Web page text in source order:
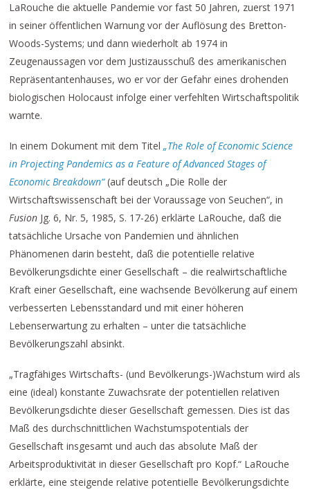
LaRouche die aktuelle Pandemie vor fast 50 Jahren, zuerst 1971
in seiner öffentlichen Warnung vor der Auflösung des Bretton-
Woods-Systems; und dann wiederholt ab 1974 in
Zeugenaussagen vor dem Justizausschuß des amerikanischen
Repräsentantenhauses, wo er vor der Gefahr eines drohenden
biologischen Holocaust infolge einer verfehlten Wirtschaftspolitik
warnte.
In einem Dokument mit dem Titel„The Role of Economic Science
in Projecting Pandemics as a Feature of Advanced Stages of
Economic Breakdown“(auf deutsch „Die Rolle der
Wirtschaftswissenschaft bei der Voraussage von Seuchen“, in
Fusion Jg. 6, Nr. 5, 1985, S. 17-26) erklärte LaRouche, daß die
tatsächliche Ursache von Pandemien und ähnlichen
Phänomenen darin besteht, daß die potentielle relative
Bevölkerungsdichte einer Gesellschaft – die realwirtschaftliche
Kraft einer Gesellschaft, eine wachsende Bevölkerung auf einem
verbesserten Lebensstandard und mit einer höheren
Lebenserwartung zu erhalten – unter die tatsächliche
Bevölkerungszahl absinkt.
„Tragfähiges Wirtschafts- (und Bevölkerungs-)Wachstum wird als
eine (ideal) konstante Zuwachsrate der potentiellen relativen
Bevölkerungsdichte dieser Gesellschaft gemessen. Dies ist das
Maß des durchschnittlichen Wachstumspotentials der
Gesellschaft insgesamt und auch das absolute Maß der
Arbeitsproduktivität in dieser Gesellschaft pro Kopf.“ LaRouche
erklärte, eine steigende relative potentielle Bevölkerungsdichte